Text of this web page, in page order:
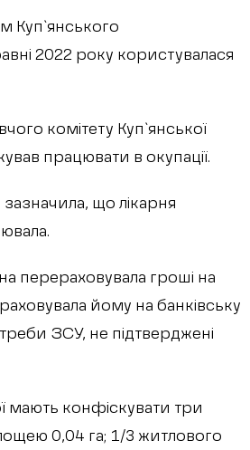
Куп`янського
2022 року користувалася
комітету Куп`янської
працювати в окупації.
зазначила, що лікарня
перераховувала гроші на
йому на банківську
ЗСУ, не підтверджені
мають конфіскувати три
0,04 га; 1/3 житлового